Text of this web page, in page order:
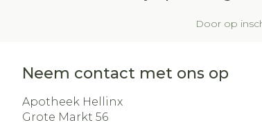
Door op
Neem contact met ons op
Apotheek Hellinx
Grote Markt 56